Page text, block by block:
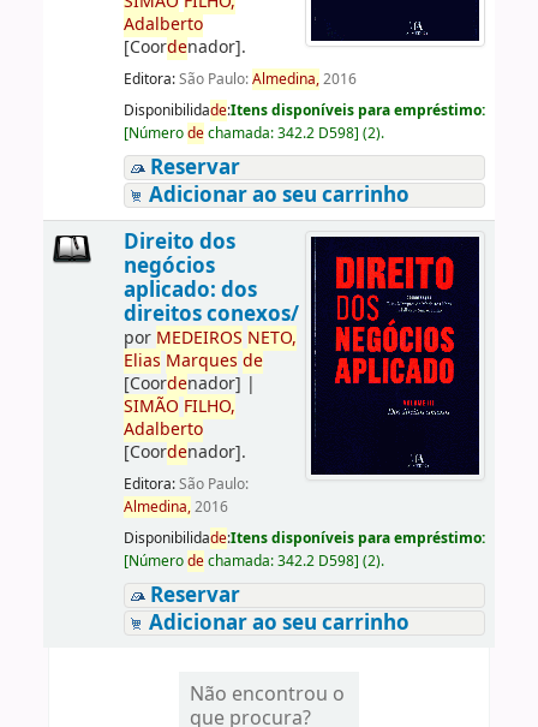
Adalberto
[Coordenador].
Editora:São Paulo:Almedina,2016
Disponibilidade:Itens disponíveis para empréstimo:
[Númerodechamada:342.2 D598] (2).
Reservar
Adicionar ao seu carrinho
Direito dos
negócios
aplicado: dos
direitos conexos/
por MEDEIROS NETO,
Elias Marques de
[Coordenador] |
SIMÃO FILHO,
Adalberto
[Coordenador].
Editora:São Paulo:
Almedina,2016
Disponibilidade:Itens disponíveis para empréstimo:
[Númerodechamada:342.2 D598] (2).
Reservar
Adicionar ao seu carrinho
Não encontrou o
que procura?